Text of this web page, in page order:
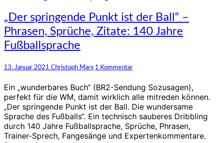
„Der
springende
Punkt
ist
der
Ball“
–
Phrasen,
Sprüche,
Zitate:
140
Jahre
Fußballsprache
„Der springende Punkt ist der Ball“ –
Phrasen, Sprüche, Zitate: 140 Jahre
Fußballsprache
13. Januar 2021 Christoph Marx Kommentare
1 Kommentar
Ein „wunderbares Buch“ (BR2-Sendung Sozusagen),
perfekt für die WM, damit wirklich alle mitreden können.
„Der springende Punkt ist der Ball. Die wundersame
Sprache des Fußballs“. Ein technisch sauberes Dribbling
durch 140 Jahre Fußballsprache, Sprüche, Phrasen,
Trainer-Sprech, Fangesänge und Expertenkommentare.